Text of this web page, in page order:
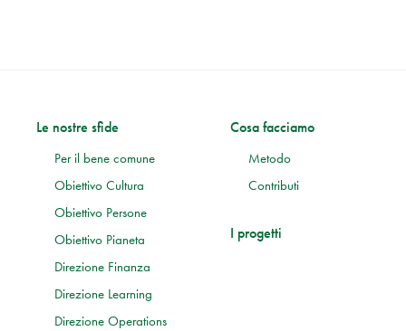
Le nostre sfide
Per il bene comune
Obiettivo Cultura
Obiettivo Persone
Obiettivo Pianeta
Direzione Finanza
Direzione Learning
Direzione Operations
Cosa facciamo
Metodo
Contributi
I progetti